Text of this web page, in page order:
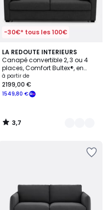
-30€* tous les 100€
LA REDOUTE INTERIEURS
Canapé convertible 2, 3 ou 4
places, Comfort Bultex®, en
polyester, TIMOR
à partir de
1549,80 €
2199,00 €
3,7
/ 5
3
Couleurs
3,7
/